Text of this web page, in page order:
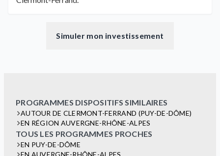
Simuler mon investissement
PROGRAMMES DISPOSITIFS SIMILAIRES
AUTOUR DE CLERMONT-FERRAND (PUY-DE-DÔME)
EN RÉGION AUVERGNE-RHÔNE-ALPES
TOUS LES PROGRAMMES PROCHES
EN PUY-DE-DÔME
EN AUVERGNE-RHÔNE-ALPES